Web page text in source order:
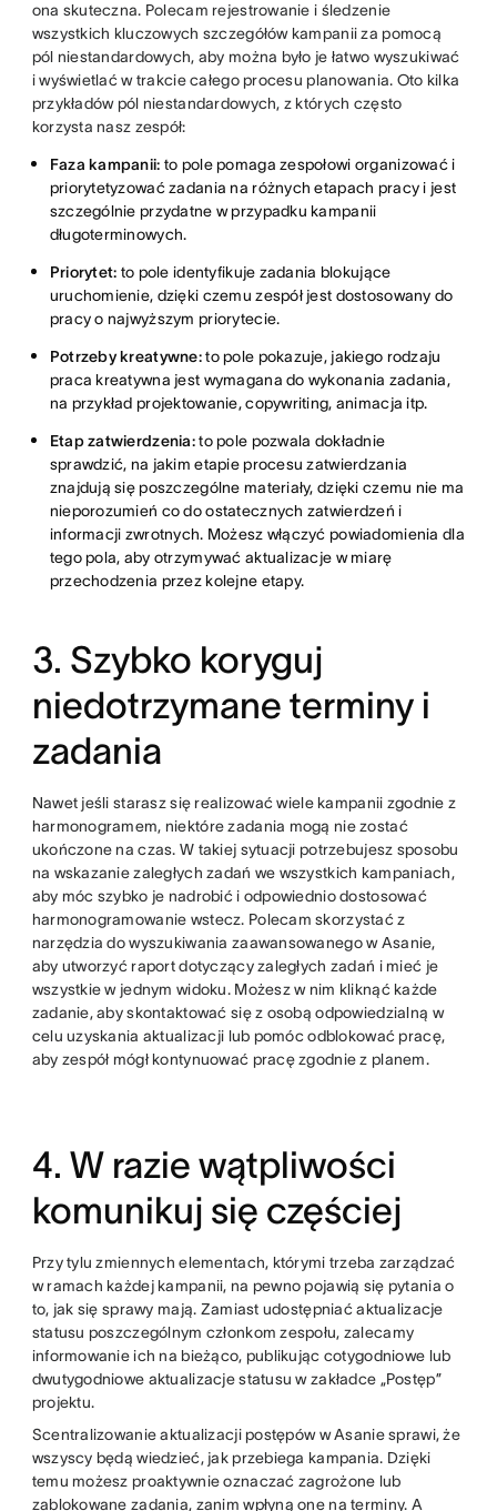
ona skuteczna. Polecam rejestrowanie i śledzenie
wszystkich kluczowych szczegółów kampanii za pomocą
pól niestandardowych, aby można było je łatwo wyszukiwać
i wyświetlać w trakcie całego procesu planowania. Oto kilka
przykładów pól niestandardowych, z których często
korzysta nasz zespół:
Faza kampanii: to pole pomaga zespołowi organizować i
priorytetyzować zadania na różnych etapach pracy i jest
szczególnie przydatne w przypadku kampanii
długoterminowych.
Priorytet: to pole identyfikuje zadania blokujące
uruchomienie, dzięki czemu zespół jest dostosowany do
pracy o najwyższym priorytecie.
Potrzeby kreatywne:to pole pokazuje, jakiego rodzaju
praca kreatywna jest wymagana do wykonania zadania,
na przykład projektowanie, copywriting, animacja itp.
Etap zatwierdzenia:to pole pozwala dokładnie
sprawdzić, na jakim etapie procesu zatwierdzania
znajdują się poszczególne materiały, dzięki czemu nie ma
nieporozumień co do ostatecznych zatwierdzeń i
informacji zwrotnych. Możesz włączyć powiadomienia dla
tego pola, aby otrzymywać aktualizacje w miarę
przechodzenia przez kolejne etapy.
3. Szybko koryguj
niedotrzymane terminy i
zadania
Nawet jeśli starasz się realizować wiele kampanii zgodnie z
harmonogramem, niektóre zadania mogą nie zostać
ukończone na czas. W takiej sytuacji potrzebujesz sposobu
na wskazanie zaległych zadań we wszystkich kampaniach,
aby móc szybko je nadrobić i odpowiednio dostosować
harmonogramowanie wstecz. Polecam skorzystać z
narzędzia do wyszukiwania zaawansowanego w Asanie,
aby utworzyć raport dotyczący zaległych zadań i mieć je
wszystkie w jednym widoku. Możesz w nim kliknąć każde
zadanie, aby skontaktować się z osobą odpowiedzialną w
celu uzyskania aktualizacji lub pomóc odblokować pracę,
aby zespół mógł kontynuować pracę zgodnie z planem.
4. W razie wątpliwości
komunikuj się częściej
Przy tylu zmiennych elementach, którymi trzeba zarządzać
w ramach każdej kampanii, na pewno pojawią się pytania o
to, jak się sprawy mają. Zamiast udostępniać aktualizacje
statusu poszczególnym członkom zespołu, zalecamy
informowanie ich na bieżąco, publikując cotygodniowe lub
dwutygodniowe aktualizacje statusu w zakładce „Postęp”
projektu.
Scentralizowanie aktualizacji postępów w Asanie sprawi, że
wszyscy będą wiedzieć, jak przebiega kampania. Dzięki
temu możesz proaktywnie oznaczać zagrożone lub
zablokowane zadania, zanim wpłyną one na terminy. A